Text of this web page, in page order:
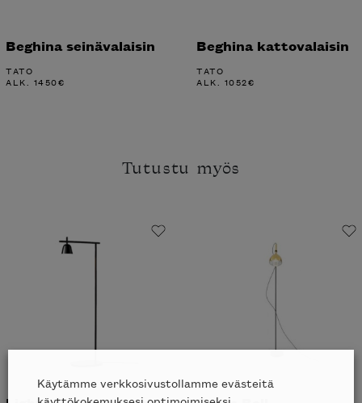
Beghina seinävalaisin
TATO
ALK. 1450€
Beghina kattovalaisin
TATO
ALK. 1052€
Tutustu myös
Käytämme verkkosivustollamme evästeitä